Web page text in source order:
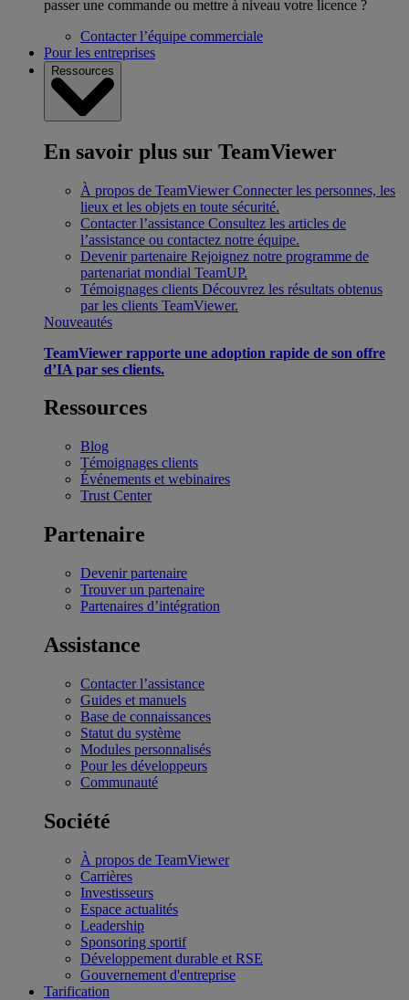
passer une commande ou mettre à niveau votre licence ?
Contacter l’équipe commerciale
Pour les entreprises
Ressources
En savoir plus sur TeamViewer
À propos de TeamViewer Connecter les personnes, les
lieux et les objets en toute sécurité.
Contacter l’assistance Consultez les articles de
l’assistance ou contactez notre équipe.
Devenir partenaire Rejoignez notre programme de
partenariat mondial TeamUP.
Témoignages clients Découvrez les résultats obtenus
par les clients TeamViewer.
Nouveautés
TeamViewer rapporte une adoption rapide de son offre
d’IA par ses clients.
Ressources
Blog
Témoignages clients
Événements et webinaires
Trust Center
Partenaire
Devenir partenaire
Trouver un partenaire
Partenaires d’intégration
Assistance
Contacter l’assistance
Guides et manuels
Base de connaissances
Statut du système
Modules personnalisés
Pour les développeurs
Communauté
Société
À propos de TeamViewer
Carrières
Investisseurs
Espace actualités
Leadership
Sponsoring sportif
Développement durable et RSE
Gouvernement d'entreprise
Tarification